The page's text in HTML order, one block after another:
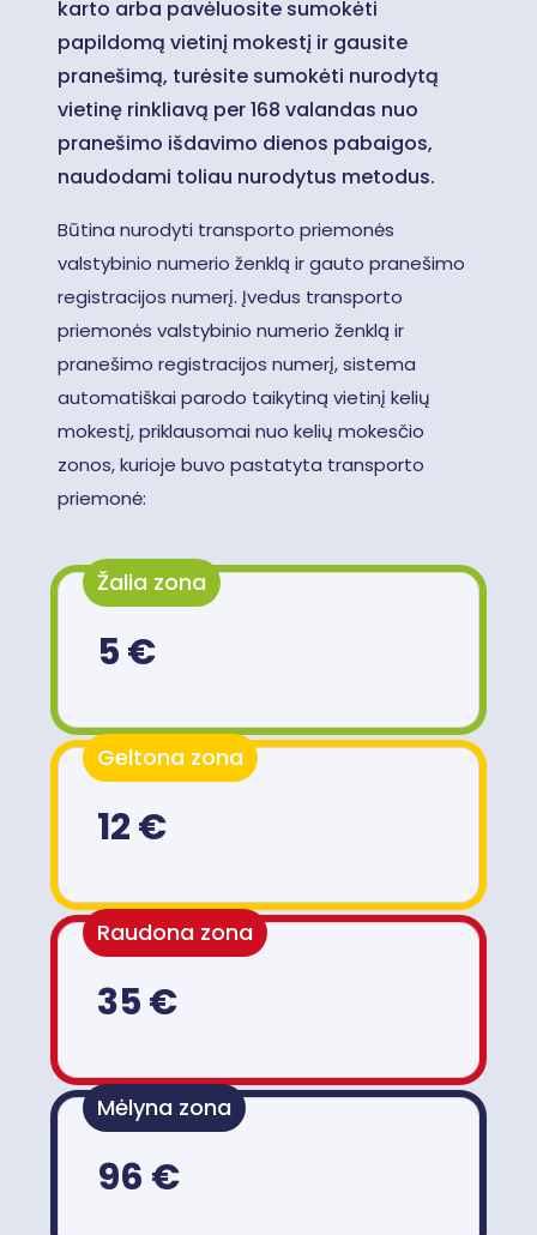
karto arba pavėluosite sumokėti
papildomą vietinį mokestį ir gausite
pranešimą, turėsite sumokėti nurodytą
vietinę rinkliavą per 168 valandas nuo
pranešimo išdavimo dienos pabaigos,
naudodami toliau nurodytus metodus.
Būtina nurodyti transporto priemonės
valstybinio numerio ženklą ir gauto pranešimo
registracijos numerį. Įvedus transporto
priemonės valstybinio numerio ženklą ir
pranešimo registracijos numerį, sistema
automatiškai parodo taikytiną vietinį kelių
mokestį, priklausomai nuo kelių mokesčio
zonos, kurioje buvo pastatyta transporto
priemonė:
Žalia zona
5 €
Geltona zona
12 €
Raudona zona
35 €
Mėlyna zona
96 €